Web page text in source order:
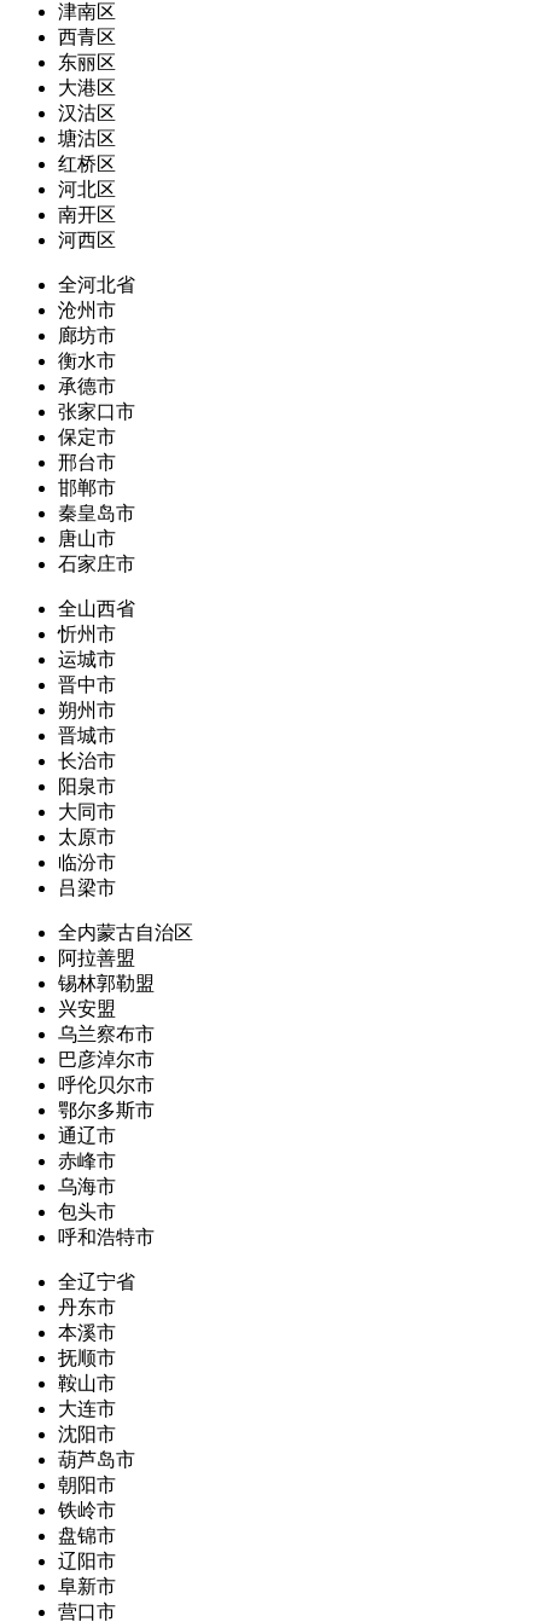
津南区
西青区
东丽区
大港区
汉沽区
塘沽区
红桥区
河北区
南开区
河西区
全河北省
沧州市
廊坊市
衡水市
承德市
张家口市
保定市
邢台市
邯郸市
秦皇岛市
唐山市
石家庄市
全山西省
忻州市
运城市
晋中市
朔州市
晋城市
长治市
阳泉市
大同市
太原市
临汾市
吕梁市
全内蒙古自治区
阿拉善盟
锡林郭勒盟
兴安盟
乌兰察布市
巴彦淖尔市
呼伦贝尔市
鄂尔多斯市
通辽市
赤峰市
乌海市
包头市
呼和浩特市
全辽宁省
丹东市
本溪市
抚顺市
鞍山市
大连市
沈阳市
葫芦岛市
朝阳市
铁岭市
盘锦市
辽阳市
阜新市
营口市